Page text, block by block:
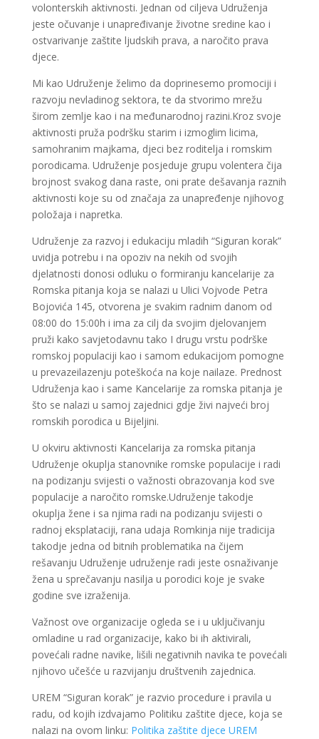
volonterskih aktivnosti. Jednan od ciljeva Udruženja
jeste očuvanje i unapređivanje životne sredine kao i
ostvarivanje zaštite ljudskih prava, a naročito prava
djece.
Mi kao Udruženje želimo da doprinesemo promociji i
razvoju nevladinog sektora, te da stvorimo mrežu
širom zemlje kao i na međunarodnoj razini.Kroz svoje
aktivnosti pruža podršku starim i izmoglim licima,
samohranim majkama, djeci bez roditelja i romskim
porodicama. Udruženje posjeduje grupu volentera čija
brojnost svakog dana raste, oni prate dešavanja raznih
aktivnosti koje su od značaja za unapređenje njihovog
položaja i napretka.
Udruženje za razvoj i edukaciju mladih “Siguran korak”
uvidja potrebu i na opoziv na nekih od svojih
djelatnosti donosi odluku o formiranju kancelarije za
Romska pitanja koja se nalazi u Ulici Vojvode Petra
Bojovića 145, otvorena je svakim radnim danom od
08:00 do 15:00h i ima za cilj da svojim djelovanjem
pruži kako savjetodavnu tako I drugu vrstu podrške
romskoj populaciji kao i samom edukacijom pomogne
u prevazeilazenju poteškoća na koje nailaze. Prednost
Udruženja kao i same Kancelarije za romska pitanja je
što se nalazi u samoj zajednici gdje živi najveći broj
romskih porodica u Bijeljini.
U okviru aktivnosti Kancelarija za romska pitanja
Udruženje okuplja stanovnike romske populacije i radi
na podizanju svijesti o važnosti obrazovanja kod sve
populacije a naročito romske.Udruženje takodje
okuplja žene i sa njima radi na podizanju svijesti o
radnoj eksplataciji, rana udaja Romkinja nije tradicija
takodje jedna od bitnih problematika na čijem
rešavanju Udruženje udruženje radi jeste osnaživanje
žena u sprečavanju nasilja u porodici koje je svake
godine sve izraženija.
Važnost ove organizacije ogleda se i u uključivanju
omladine u rad organizacije, kako bi ih aktivirali,
povećali radne navike, lišili negativnih navika te povećali
njihovo učešće u razvijanju društvenih zajednica.
UREM “Siguran korak” je razvio procedure i pravila u
radu, od kojih izdvajamo Politiku zaštite djece, koja se
nalazi na ovom linku: Politika zaštite djece UREM